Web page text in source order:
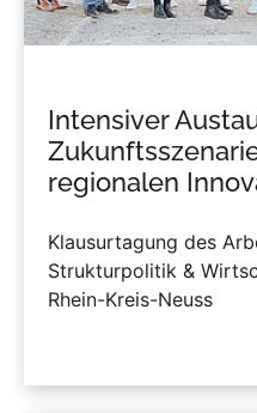
Intensiver
regionalen
Klausurtagung des
Strukturpolitik &
Rhein-Kreis-Neuss